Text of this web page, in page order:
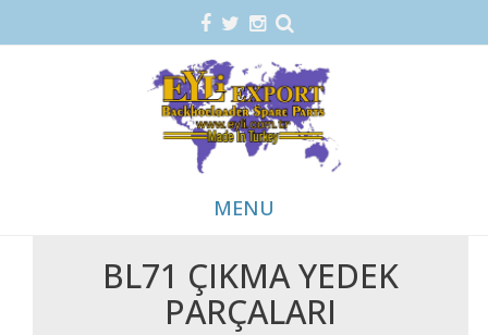
MENU
BL71 ÇIKMA YEDEK
PARÇALARI